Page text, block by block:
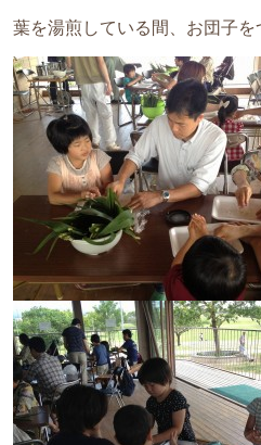
葉を湯煎している間、お団子を